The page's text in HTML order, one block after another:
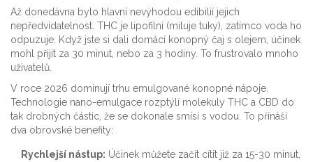
Až donedávna bylo hlavní nevýhodou edibilií jejich
nepředvídatelnost. THC je lipofilní (miluje tuky), zatímco voda ho
odpuzuje. Když jste si dali domácí konopný čaj s olejem, účinek
mohl přijít za 30 minut, nebo za 3 hodiny. To frustrovalo mnoho
uživatelů.
V roce 2026 dominují trhu emulgované konopné nápoje
Technologie nano-emulgace rozptýlí molekuly THC a CBD do
tak drobných částic, že se dokonale smísí s vodou. To přináší
dva obrovské benefity:
Rychlejší nástup: Účinek můžete začít cítit již za 15-30 minut,